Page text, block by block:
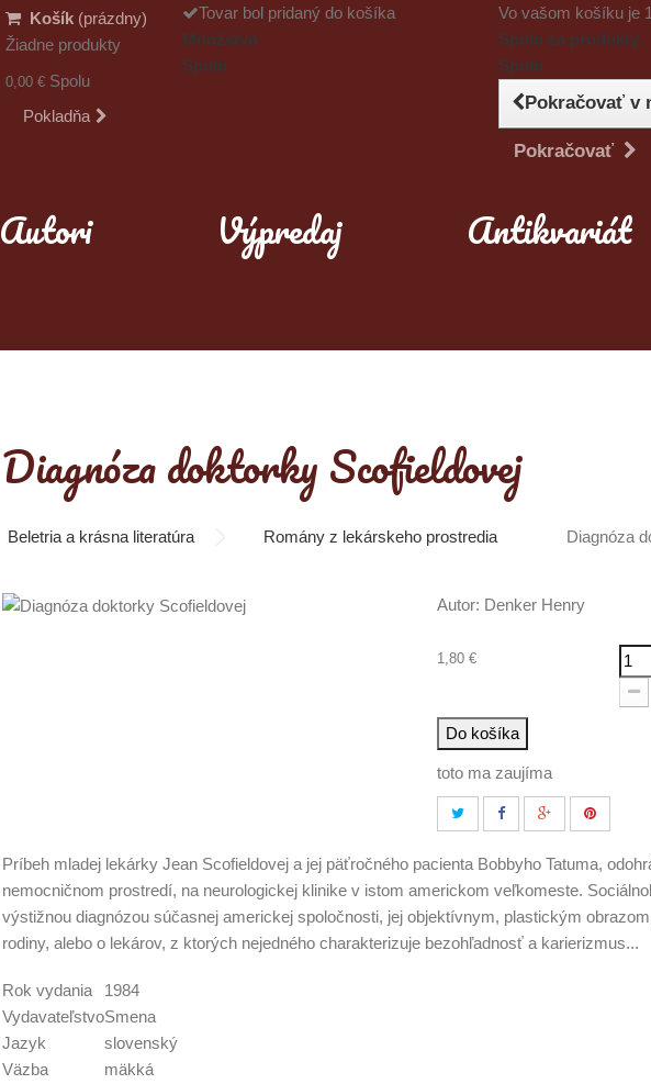
Košík (prázdny)
Žiadne produkty
0,00 € Spolu
Pokladňa
Tovar bol pridaný do košíka
Množstvo
Spolu
Vo vašom košíku je
Spolu za produkty:
Spolu
Pokračovať v
Pokračovať
Autori Výpredaj Antikvariát
Diagnóza doktorky Scofieldovej
Beletria a krásna literatúra Romány z lekárskeho prostredia Diagnóza
Autor: Denker Henry
1,80 €
Do košíka
toto ma zaujíma
Príbeh mladej lekárky Jean Scofieldovej a jej päťročného pacienta Bobbyho Tatuma,
nemocničnom prostredí, na neurologickej klinike v istom americkom veľkomeste.
výstižnou diagnózou súčasnej americkej spoločnosti, jej objektívnym, plastickým
rodiny, alebo o lekárov, z ktorých nejedného charakterizuje bezohľadnosť a karierizmus...
Rok vydania
1984
VydavateľstvoSmena
Jazyk
slovenský
Väzba
mäkká